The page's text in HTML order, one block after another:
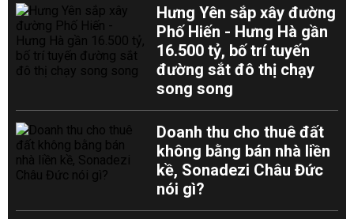
Hưng Yên sắp xây đường
Phố Hiến - Hưng Hà gần
16.500 tỷ, bố trí tuyến
đường sắt đô thị chạy
song song
Doanh thu cho thuê đất
không bằng bán nhà liền
kề, Sonadezi Châu Đức
nói gì?